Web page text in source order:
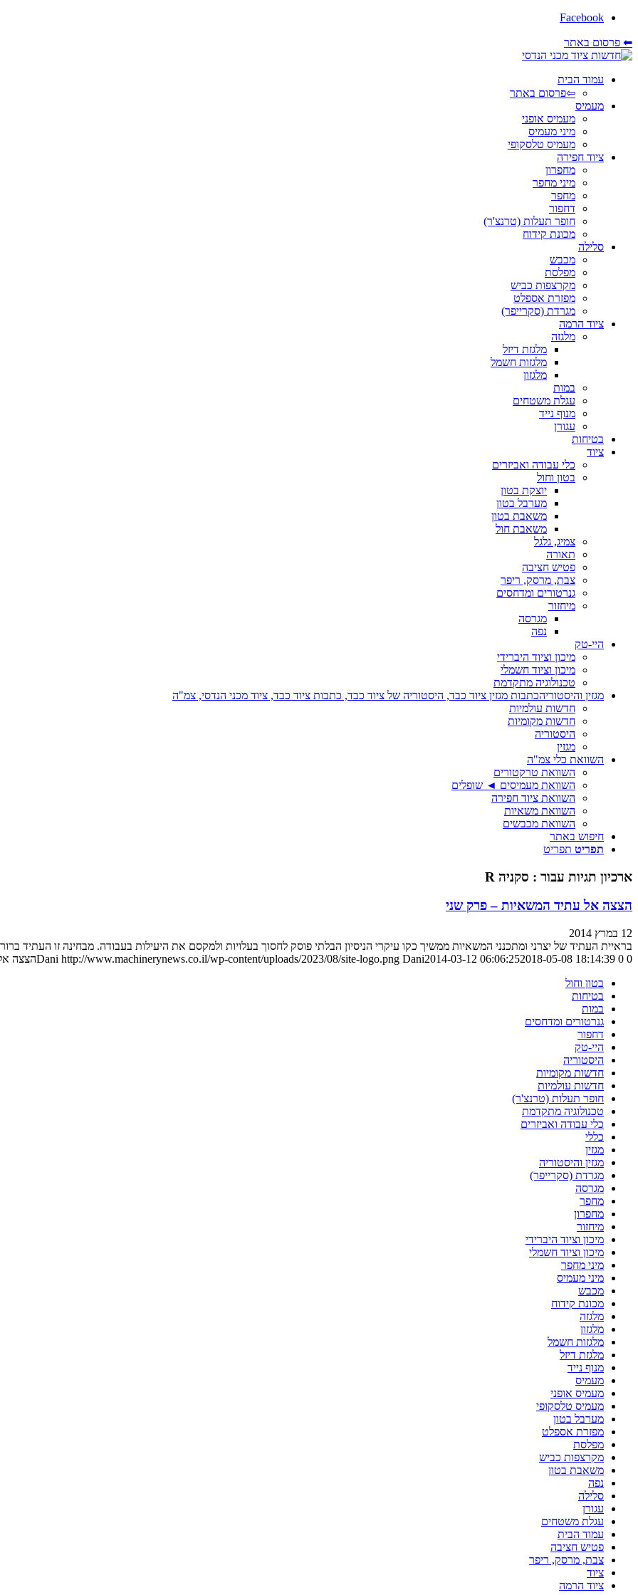
Facebook
⬅ פרסום באתר
עמוד הבית
⇦פרסום באתר
מעמיס
מעמיס אופני
מיני מעמיס
מעמיס טלסקופי
ציוד חפירה
מחפרון
מיני מחפר
מחפר
דחפור
חופר תעלות (טרנצ'ר)
מכונת קידוח
סלילה
מכבש
מפלסת
מקרצפות כביש
מפזרת אספלט
מגרדת (סקרייפר)
ציוד הרמה
מלגזה
מלגזת דיזל
מלגזות חשמל
מלגזון
במות
עגלת משטחים
מנוף נייד
עגורן
בטיחות
ציוד
כלי עבודה ואביזרים
בטון וחול
יוצקת בטון
מערבל בטון
משאבת בטון
משאבת חול
צמיג, גלגל
תאורה
פטיש חציבה
צבת, מרסק, ריפר
גנרטורים ומדחסים
מיחזור
מגרסה
נפה
היי-טק
מיכון וציוד היברידי
מיכון וציוד חשמלי
טכנולוגיה מתקדמת
מגזין והיסטוריהכתבות מגזין ציוד כבד, היסטוריה של ציוד כבד, כתבות ציוד כבד, ציוד מכני הנדסי, צמ"ה
חדשות עולמיות
חדשות מקומיות
היסטוריה
מגזין
השוואת כלי צמ"ה
השוואת טרקטורים
השוואת מעמיסים ◄ שופלים
השוואת ציוד חפירה
השוואת משאיות
השוואת מכבשים
חיפוש באתר
תפריט תפריט
ארכיון תגיות עבור : סקניה R
הצצה אל עתיד המשאיות – פרק שני
12 במרץ 2014
בראיית העתיד של יצרני ומתכנני המשאיות ממשיך כקו עיקרי הניסיון הבלתי פוסק לחסוך בעלויות ולמקסם את היעילות בעבודה. מבחינה זו העתיד
0
0
Dani http://www.machinerynews.co.il/wp-content/uploads/2023/08/site-logo.png Dani2014-03-12 06:06:252018-05-08 18:14:39
הצצה
בטון וחול
בטיחות
במות
גנרטורים ומדחסים
דחפור
היי-טק
היסטוריה
חדשות מקומיות
חדשות עולמיות
חופר תעלות (טרנצ'ר)
טכנולוגיה מתקדמת
כלי עבודה ואביזרים
כללי
מגזין
מגזין והיסטוריה
מגרדת (סקרייפר)
מגרסה
מחפר
מחפרון
מיחזור
מיכון וציוד היברידי
מיכון וציוד חשמלי
מיני מחפר
מיני מעמיס
מכבש
מכונת קידוח
מלגזה
מלגזון
מלגזות חשמל
מלגזת דיזל
מנוף נייד
מעמיס
מעמיס אופני
מעמיס טלסקופי
מערבל בטון
מפזרת אספלט
מפלסת
מקרצפות כביש
משאבת בטון
נפה
סלילה
עגורן
עגלת משטחים
עמוד הבית
פטיש חציבה
צבת, מרסק, ריפר
ציוד
ציוד הרמה